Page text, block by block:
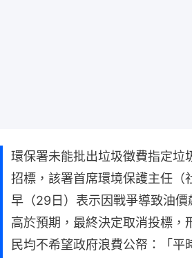
環保署未能批出垃圾徵費指定垃
招標，該署首席環境保護主任（
早（29日）表示因戰爭導致油價
高於預期，最終決定取消投標，
民均不希望政府浪費公帑：「平